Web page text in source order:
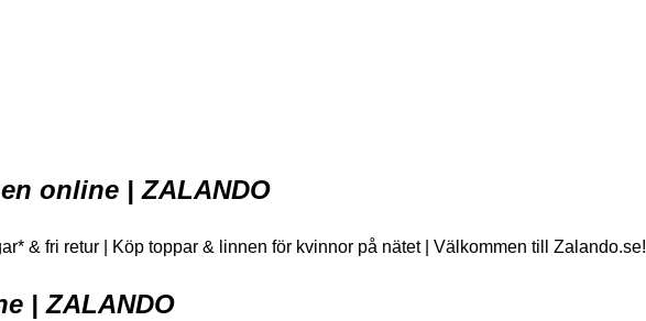
online | ZALANDO
& fri retur | Köp toppar & linnen för kvinnor på nätet | Välkommen till Zalando.se!
| ZALANDO